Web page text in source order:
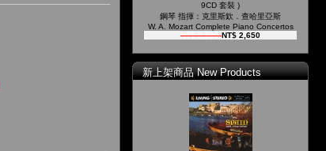
9CD 套裝 )
鋼琴 指揮：克里斯欽．查哈里亞斯
W. A. Mozart Complete Piano Concertos
NT$ 2,800NT$ 2,650
新上架商品 New Products